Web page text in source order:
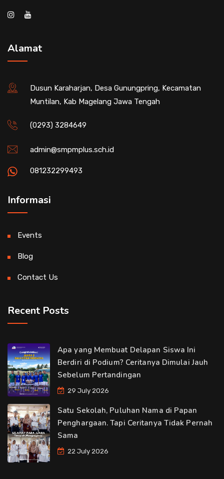
Alamat
Dusun Karaharjan, Desa Gunungpring, Kecamatan
Muntilan, Kab Magelang Jawa Tengah
(0293) 3284649
admin@smpmplus.sch.id
081232299493
Informasi
Events
Blog
Contact Us
Recent Posts
Apa yang Membuat Delapan Siswa Ini
Berdiri di Podium? Ceritanya Dimulai Jauh
Sebelum Pertandingan
29 July 2026
Satu Sekolah, Puluhan Nama di Papan
Penghargaan. Tapi Ceritanya Tidak Pernah
Sama
22 July 2026